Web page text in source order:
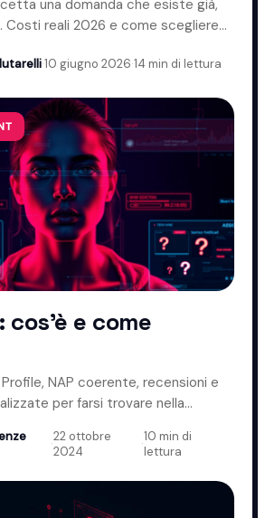
una domanda che esiste già,
Costi reali 2026 e come scegliere
·10 giugno 2026·14 min di lettura
cos'è e come
NAP coerente, recensioni e
per farsi trovare nella
·22 ottobre
2024
·10 min di
lettura